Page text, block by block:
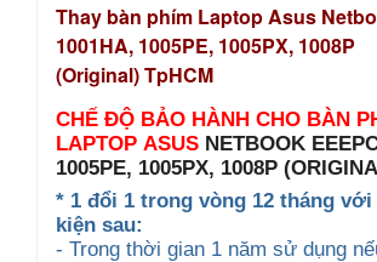
Thay bàn phím Laptop Asus
1001HA, 1005PE, 1005PX, 1008P
(Original)TpHCM
CHẾ ĐỘ BẢO HÀNH CHO BÀN
LAPTOP ASUS NETBOOK
1005PE, 1005PX, 1008P
* 1 đổi 1 trong vòng 12 tháng với
kiện sau:
- Trong thời gian 1 năm sử dụng